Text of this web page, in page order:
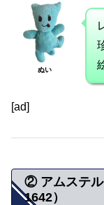
ぬい
[ad]
② アムステル
1642）